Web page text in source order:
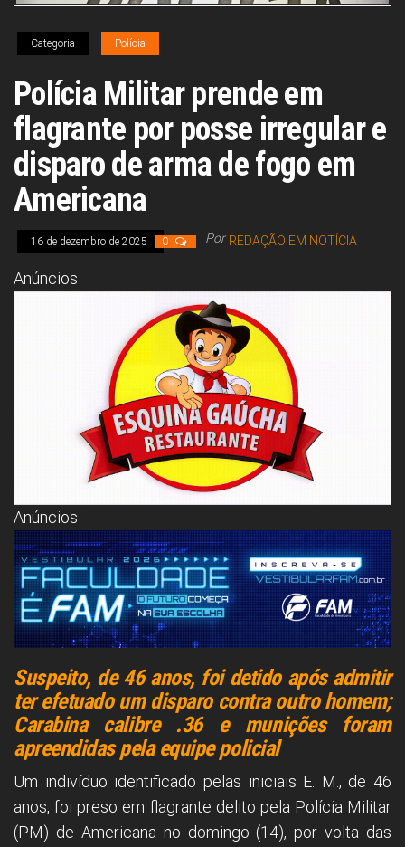
Congresso, Câmara
Rio de Janeiro,
Brasília, Nordeste,
Norte, Centro-
Oeste, Sul, Sudeste,
Gastronomia,
Vinhos, Bebidas,
Cervejas, Comida,
Empreendedorismo,
Negócios,
Categoria Polícia
Polícia Militar prende em
flagrante por posse irregular e
disparo de arma de fogo em
Americana
16 de dezembro de 2025 0 Por REDAÇÃO EM NOTÍCIA
Anúncios
Anúncios
Suspeito, de 46 anos, foi detido após admitir
ter efetuado um disparo contra outro homem;
Carabina calibre .36 e munições foram
apreendidas pela equipe policial
Um indivíduo identificado pelas iniciais E. M., de 46
anos, foi preso em flagrante delito pela Polícia Militar
(PM) de Americana no domingo (14), por volta das